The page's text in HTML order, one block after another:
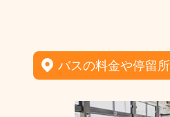
バスの料金や停留